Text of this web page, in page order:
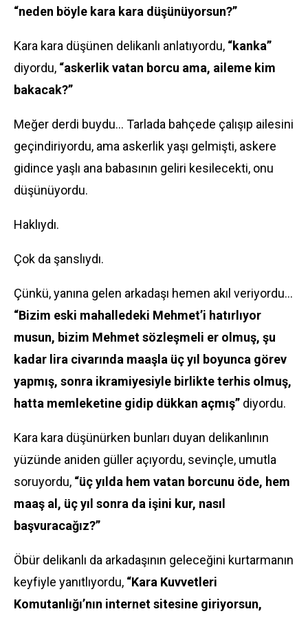
“neden böyle kara kara düşünüyorsun?”
Kara kara düşünen delikanlı anlatıyordu, “kanka”
diyordu, “askerlik vatan borcu ama, aileme kim
bakacak?”
Meğer derdi buydu... Tarlada bahçede çalışıp ailesini
geçindiriyordu, ama askerlik yaşı gelmişti, askere
gidince yaşlı ana babasının geliri kesilecekti, onu
düşünüyordu.
Haklıydı.
Çok da şanslıydı.
Çünkü, yanına gelen arkadaşı hemen akıl veriyordu...
“Bizim eski mahalledeki Mehmet’i hatırlıyor
musun, bizim Mehmet sözleşmeli er olmuş, şu
kadar lira civarında maaşla üç yıl boyunca görev
yapmış, sonra ikramiyesiyle birlikte terhis olmuş,
hatta memleketine gidip dükkan açmış” diyordu.
Kara kara düşünürken bunları duyan delikanlının
yüzünde aniden güller açıyordu, sevinçle, umutla
soruyordu, “üç yılda hem vatan borcunu öde, hem
maaş al, üç yıl sonra da işini kur, nasıl
başvuracağız?”
Öbür delikanlı da arkadaşının geleceğini kurtarmanın
keyfiyle yanıtlıyordu, “Kara Kuvvetleri
Komutanlığı’nın internet sitesine giriyorsun,